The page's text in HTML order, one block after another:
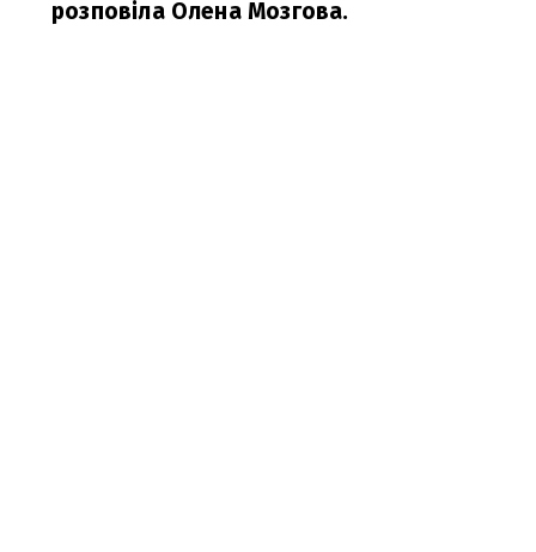
розповіла Олена Мозгова.